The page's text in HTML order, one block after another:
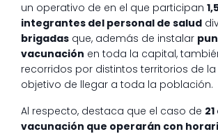
un operativo de en el que participan
integrantes del personal de salud
brigadas que, además de instalar
vacunación en toda la capital,
recorridos por distintos territorios de
objetivo de llegar a toda la población.
Al respecto, destaca que el caso de
vacunación que operarán con